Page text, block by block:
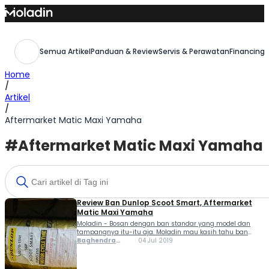
Skip
to
Semua ArtikelPanduan & ReviewServis & Perawatan
Home
/
Artikel
/
Aftermarket Matic Maxi Yamaha
#Aftermarket Matic Maxi Yamaha
Review Ban Dunlop Scoot Smart, Aftermarket
Matic Maxi Yamaha
Moladin - Bosan dengan ban standar yang model dan
tampangnya itu-itu aja. Moladin mau kasih tahu ban
yang cocok banget buat para penggeber matic Maxi
Baghendra
04 Jul 2019